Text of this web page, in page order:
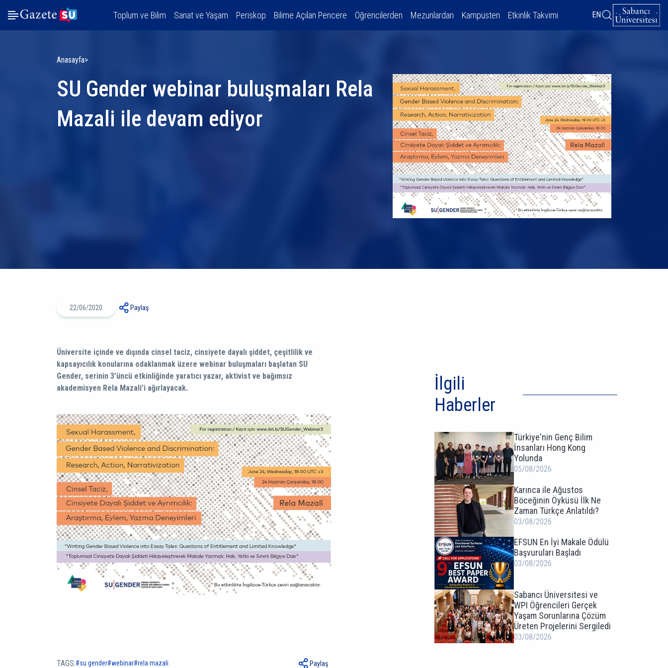
Toplum ve Bilim Sanat ve Yaşam Periskop Bilime Açılan Pencere Öğrencilerden Mezunlardan Kampüsten Etkinlik Takvimi EN
Anasayfa
SU Gender webinar buluşmaları Rela
Mazali ile devam ediyor
22/06/2020 Paylaş
Üniversite içinde ve dışında cinsel taciz, cinsiyete dayalı şiddet, çeşitlilik ve
kapsayıcılık konularına odaklanmak üzere webinar buluşmaları başlatan SU
Gender, serinin 3’üncü etkinliğinde yaratıcı yazar, aktivist ve bağımsız
akademisyen Rela Mazali’i ağırlayacak.
TAGS: su gender webinar rela mazali Paylaş
İlgili
Haberler
Türkiye'nin Genç Bilim
İnsanları Hong Kong
Yolunda
05/08/2026
Karınca ile Ağustos
Böceğinin Öyküsü İlk Ne
Zaman Türkçe Anlatıldı?
03/08/2026
EFSUN En İyi Makale Ödülü
Başvuruları Başladı
03/08/2026
Sabancı Üniversitesi ve
WPI Öğrencileri Gerçek
Yaşam Sorunlarına Çözüm
Üreten Projelerini Sergiledi
03/08/2026